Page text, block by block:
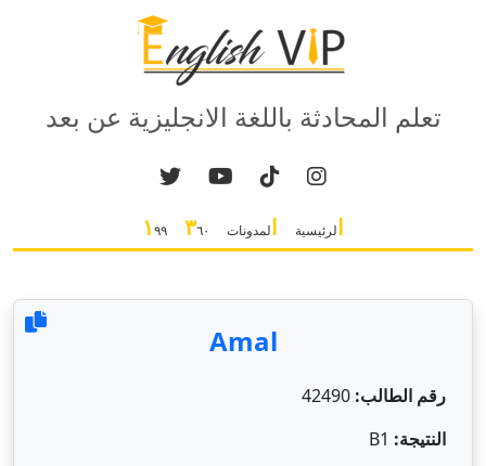
تعلم المحادثة باللغة الانجليزية عن بعد
الرئيسية المدونات ٣٦٠ ١٩٩
Amal
رقم الطالب:
النتيجة: